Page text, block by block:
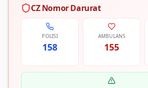
CZ Nomor Darurat
POLISI
158
AMBULANS
155